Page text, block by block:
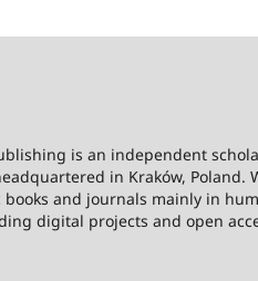
is an independent
in Kraków, Poland.
and journals mainly in
digital projects and open